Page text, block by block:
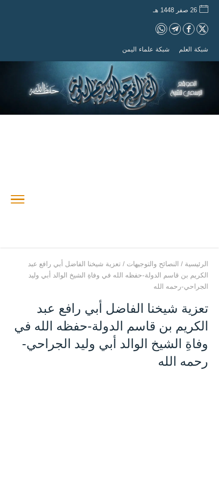
26 صفر 1448 هـ
شبكة العلم شبكة علماء اليمن
الرئيسية / النصائح والتوجيهات / تعزية شيخنا الفاضل أبي رافع عبد
الكريم بن قاسم الدولة-حفظه الله في وفاةِ الشيخ الوالد أبي وليد
الجراحي-رحمه الله
تعزية شيخنا الفاضل أبي رافع عبد
الكريم بن قاسم الدولة-حفظه الله في
وفاةِ الشيخ الوالد أبي وليد الجراحي-
رحمه الله